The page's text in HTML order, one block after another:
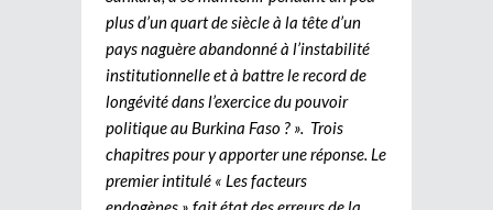
plus d’un quart de siècle à la tête d’un
pays naguère abandonné à l’instabilité
institutionnelle et à battre le record de
longévité dans l’exercice du pouvoir
politique au Burkina Faso ? ». Trois
chapitres pour y apporter une réponse. Le
premier intitulé « Les facteurs